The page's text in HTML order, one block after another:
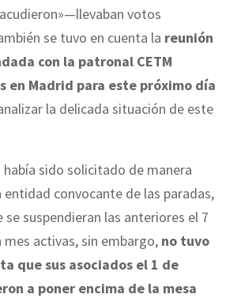
votos
se tuvo en cuenta la reunión
con la patronal CETM
en Madrid para este próximo día
la delicada situación de este
sido solicitado de manera
convocante de las paradas,
se suspendieran las anteriores el 7
mes activas, sin embargo, no tuvo
que sus asociados el 1 de
a poner encima de la mesa